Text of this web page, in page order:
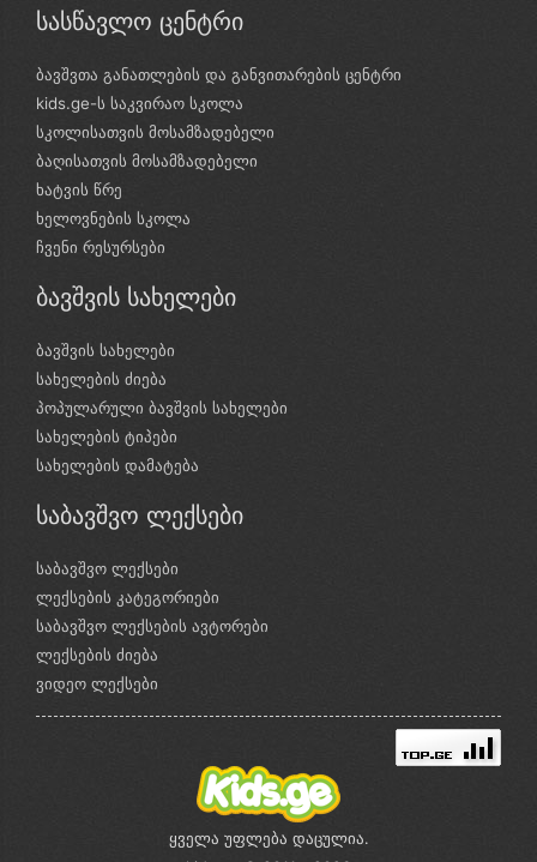
სასწავლო ცენტრი
ბავშვთა განათლების და განვითარების ცენტრი
kids.ge-ს საკვირაო სკოლა
სკოლისათვის მოსამზადებელი
ბაღისათვის მოსამზადებელი
ხატვის წრე
ხელოვნების სკოლა
ჩვენი რესურსები
ბავშვის სახელები
ბავშვის სახელები
სახელების ძიება
პოპულარული ბავშვის სახელები
სახელების ტიპები
სახელების დამატება
საბავშვო ლექსები
საბავშვო ლექსები
ლექსების კატეგორიები
საბავშვო ლექსების ავტორები
ლექსების ძიება
ვიდეო ლექსები
ყველა უფლება დაცულია.